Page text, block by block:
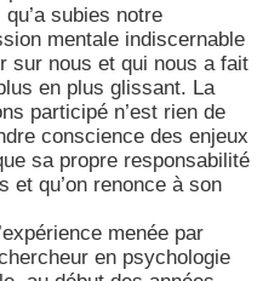
subies notre
mentale indiscernable
sur nous et qui nous a fait
en plus glissant. La
participé n’est rien de
conscience des enjeux
sa propre responsabilité
et qu’on renonce à son
menée par
en psychologie